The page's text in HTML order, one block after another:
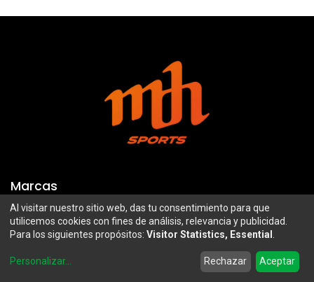
Wishlist Account
Marcas
Troy Lee Designs
100%
Airoh
Mazawi
SIDI
Al visitar nuestro sitio web, das tu consentimiento para que
utilicemos cookies con fines de análisis, relevancia y publicidad.
Para los siguientes propósitos: Visitor Statistics, Essential
Personalizar... Rechazar Aceptar